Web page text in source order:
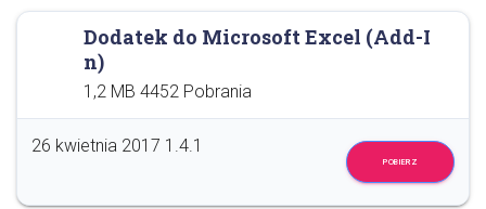
Dodatek do Microsoft Excel (Add-I
n)
1,2 MB 4452 Pobrania
26 kwietnia 2017 1.4.1
POBIERZ